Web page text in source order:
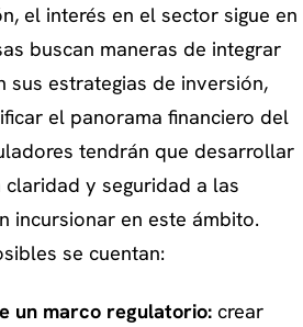
el interés en el sector sigue en
buscan maneras de integrar
sus estrategias de inversión,
el panorama financiero del
tendrán que desarrollar
y seguridad a las
incursionar en este ámbito.
se cuentan:
un marco regulatorio:crear